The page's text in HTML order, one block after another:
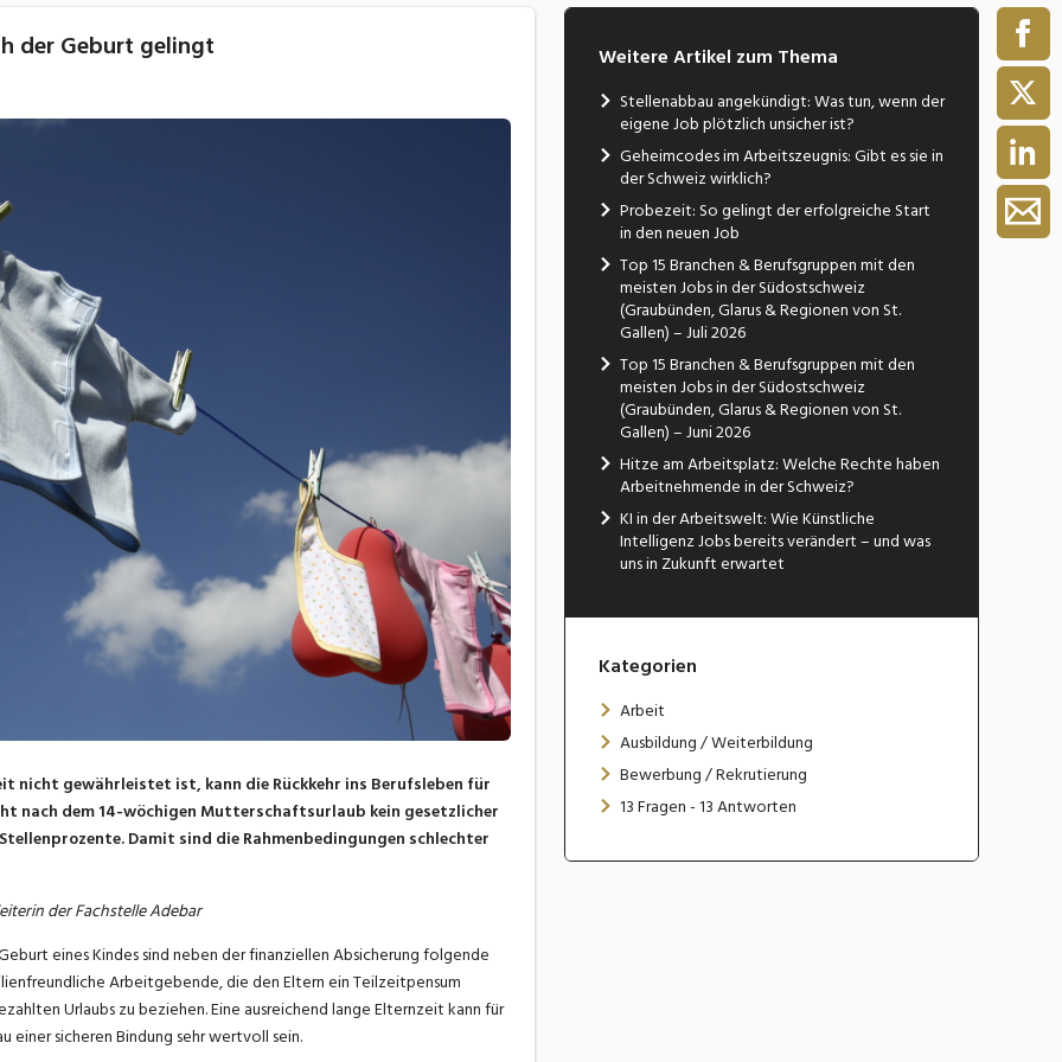
der Geburt gelingt
nicht gewährleistet ist, kann die Rückkehr ins Berufsleben für
nach dem 14-wöchigen Mutterschaftsurlaub kein gesetzlicher
Damit sind die Rahmenbedingungen schlechter
der Fachstelle Adebar
eines Kindes sind neben der finanziellen Absicherung folgende
Arbeitgebende, die den Eltern ein Teilzeitpensum
Urlaubs zu beziehen. Eine ausreichend lange Elternzeit kann für
einer sicheren Bindung sehr wertvoll sein.
Weitere Artikel zum Thema
Stellenabbau angekündigt: Was tun, wenn der
eigene Job plötzlich unsicher ist?
Geheimcodes im Arbeitszeugnis: Gibt es sie in
der Schweiz wirklich?
Probezeit: So gelingt der erfolgreiche Start
in den neuen Job
Top 15 Branchen & Berufsgruppen mit den
meisten Jobs in der Südostschweiz
(Graubünden, Glarus & Regionen von St.
Gallen) – Juli 2026
Top 15 Branchen & Berufsgruppen mit den
meisten Jobs in der Südostschweiz
(Graubünden, Glarus & Regionen von St.
Gallen) – Juni 2026
Hitze am Arbeitsplatz: Welche Rechte haben
Arbeitnehmende in der Schweiz?
KI in der Arbeitswelt: Wie Künstliche
Intelligenz Jobs bereits verändert – und was
uns in Zukunft erwartet
Kategorien
Arbeit
Ausbildung / Weiterbildung
Bewerbung / Rekrutierung
13 Fragen - 13 Antworten